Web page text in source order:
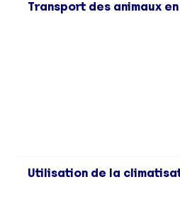
Transport des animaux
Utilisation de la